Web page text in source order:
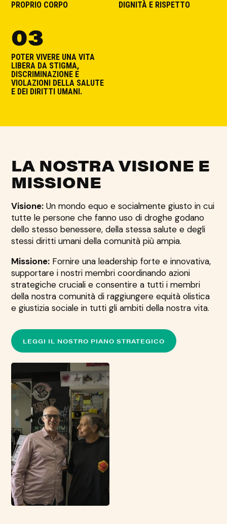
PROPRIO CORPO
DIGNITÀ E RISPETTO
03
POTER VIVERE UNA VITA
LIBERA DA STIGMA,
DISCRIMINAZIONE E
VIOLAZIONI DELLA SALUTE
E DEI DIRITTI UMANI.
LA NOSTRA VISIONE E
MISSIONE
Visione: Un mondo equo e socialmente giusto in cui
tutte le persone che fanno uso di droghe godano
dello stesso benessere, della stessa salute e degli
stessi diritti umani della comunità più ampia.
Missione: Fornire una leadership forte e innovativa,
supportare i nostri membri coordinando azioni
strategiche cruciali e consentire a tutti i membri
della nostra comunità di raggiungere equità olistica
e giustizia sociale in tutti gli ambiti della nostra vita.
LEGGI IL NOSTRO PIANO STRATEGICO